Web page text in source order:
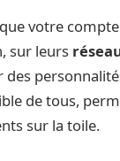
votre
sur leurs
de tous,
sur la toile.